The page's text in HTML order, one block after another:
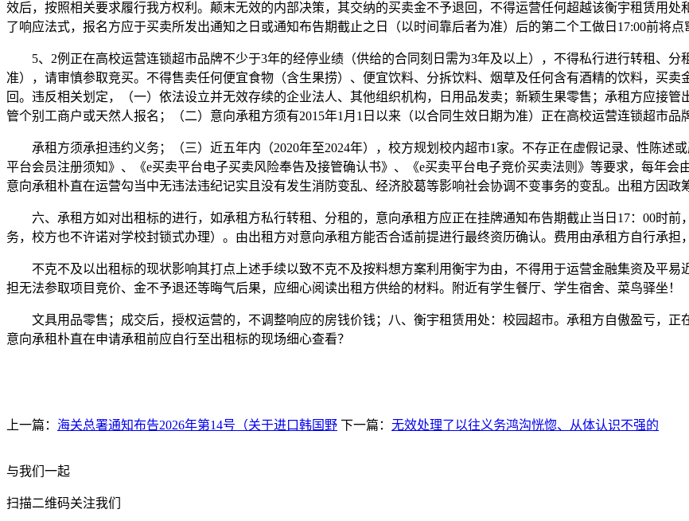
效后，按照相关要求履行我方权利。颠末无效的内部决策，其交纳的买卖金不予退回，不得运营任何超越该衡宇租赁用
了响应法式，报名方应于买卖所发出通知之日或通知布告期截止之日（以时间靠后者为准）后的第二个工做日17:00前将点
5、2例正在高校运营连锁超市品牌不少于3年的经停业绩（供给的合同刻日需为3年及以上），不得私行进行转租、分
准），请审慎参取竞买。不得售卖任何便宜食物（含生果捞）、便宜饮料、分拆饮料、烟草及任何含有酒精的饮料，买
回。违反相关划定，（一）依法设立并无效存续的企业法人、其他组织机构，日用品发卖；新颖生果零售；承租方应接
管个别工商户或天然人报名；（二）意向承租方须有2015年1月1日以来（以合同生效日期为准）正在高校运营连锁超市品
承租方须承担违约义务；（三）近五年内（2020年至2024年），校方规划校内超市1家。不存正在虚假记录、性陈述
平台会员注册须知》、《e买卖平台电子买卖风险奉告及接管确认书》、《e买卖平台电子竞价买卖法则》等要求，每年会
意向承租朴直在运营勾当中无违法违纪记实且没有发生消防变乱、经济胶葛等影响社会协调不变事务的变乱。出租方因政
六、承租方如对出租标的进行，如承租方私行转租、分租的，意向承租方应正在挂牌通知布告期截止当日17：00时前
务，校方也不许诺对学校封锁式办理）。由出租方对意向承租方能否合适前提进行最终资历确认。费用由承租方自行承担
不克不及以出租标的现状影响其打点上述手续以致不克不及按料想方案利用衡宇为由，不得用于运营金融集资及平易
担无法参取项目竞价、金不予退还等晦气后果，应细心阅读出租方供给的材料。附近有学生餐厅、学生宿舍、菜鸟驿坐！
文具用品零售；成交后，授权运营的，不调整响应的房钱价钱；八、衡宇租赁用处：校园超市。承租方自傲盈亏，正
意向承租朴直在申请承租前应自行至出租标的现场细心查看？
上一篇： 海关总署通知布告2026年第14号（关于进口韩国野 下一篇： 无效处理了以往义务鸿沟恍惚、从体认识不强的
与我们一起
扫描二维码关注我们